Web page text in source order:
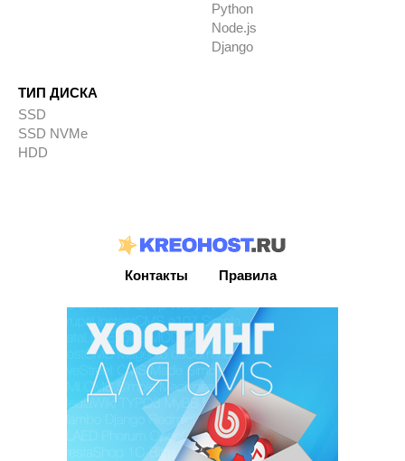
Python
Node.js
Django
ТИП ДИСКА
SSD
SSD NVMe
HDD
Контакты Правила